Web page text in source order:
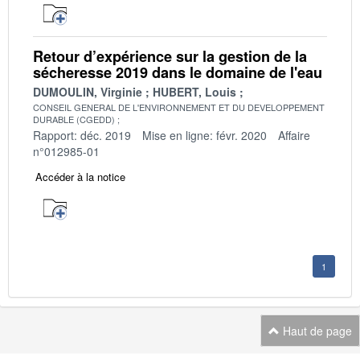
Retour d’expérience sur la gestion de la
sécheresse 2019 dans le domaine de l'eau
DUMOULIN, Virginie HUBERT, Louis
CONSEIL GENERAL DE L'ENVIRONNEMENT ET DU DEVELOPPEMENT
DURABLE (CGEDD)
Rapport: déc. 2019 Mise en ligne: févr. 2020
Affaire
n°012985-01
Accéder à la notice
1
Haut de page